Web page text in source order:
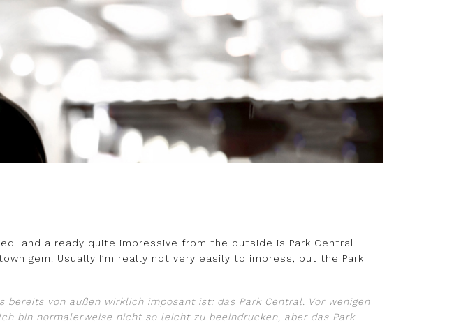
and already quite impressive from the outside is Park Central
gem. Usually I’m really not very easily to impress, but the Park
von außen wirklich imposant ist: das Park Central. Vor wenigen
bin normalerweise nicht so leicht zu beeindrucken, aber das Park